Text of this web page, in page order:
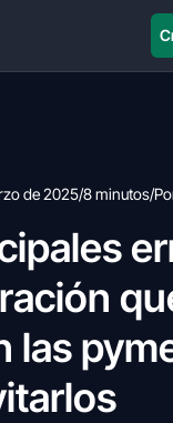
de 2025/8 minutos/
las